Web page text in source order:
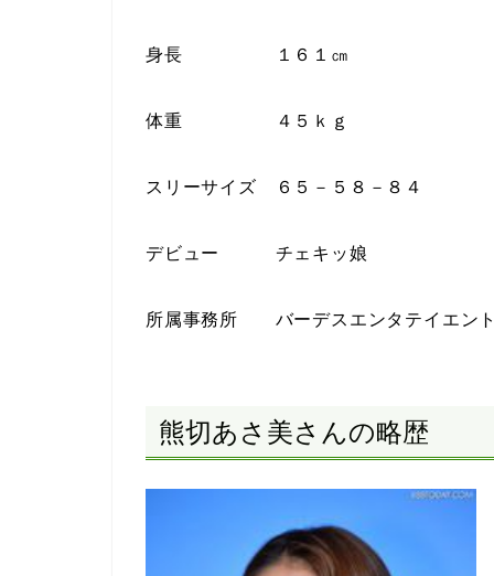
身長 １６１㎝
体重 ４５ｋｇ
スリーサイズ ６５－５８－８４
デビュー チェキッ娘
所属事務所 バーデスエンタテイエン
熊切あさ美さんの略歴